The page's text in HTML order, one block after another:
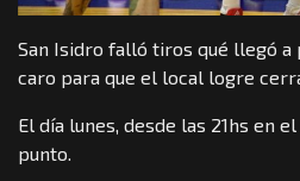
San Isidro falló tiros qué llegó a
caro para que el local logre
El día lunes, desde las 21hs en
punto.